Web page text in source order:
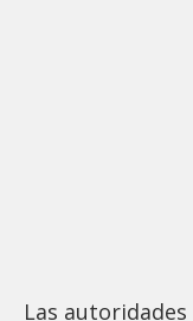
Las autoridades